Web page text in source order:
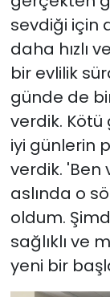
sevdiği için
daha hızlı
bir evlilik
günde de
verdik. Kötü
iyi günlerin
verdik. 'Ben
aslında o
oldum.
sağlıklı ve
yeni bir